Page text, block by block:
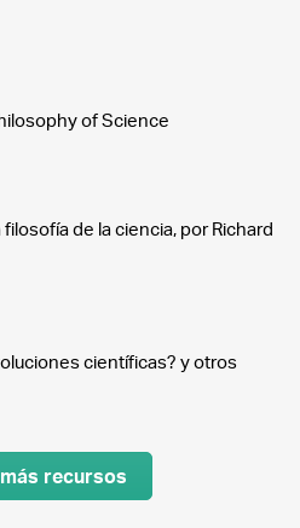
of Science
de la ciencia, por Richard
científicas? y otros
recursos